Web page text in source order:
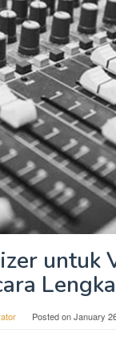
untuk
Posted onJanuary